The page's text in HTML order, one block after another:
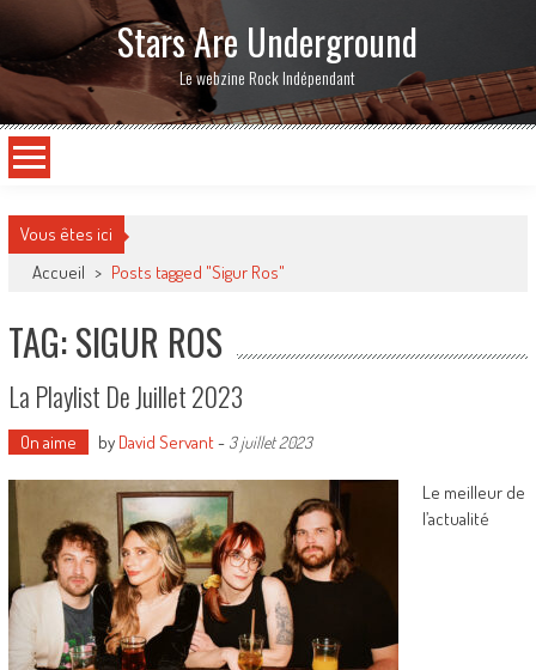
Stars Are Underground
Le webzine Rock Indépendant
Vous êtes ici
Accueil > Posts tagged "Sigur Ros"
TAG: SIGUR ROS
La Playlist De Juillet 2023
On aime by David Servant- 3 juillet 2023
Le meilleur de
l’actualité